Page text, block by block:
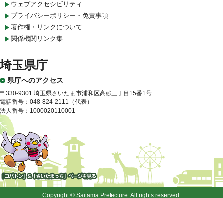
ウェブアクセシビリティ
プライバシーポリシー・免責事項
著作権・リンクについて
関係機関リンク集
埼玉県庁
県庁へのアクセス
〒330-9301 埼玉県さいたま市浦和区高砂三丁目15番1号
電話番号：048-824-2111（代表）
法人番号：1000020110001
「コバトン」&「さいたまっ
Copyright © Saitama Prefecture. All rights reserved.